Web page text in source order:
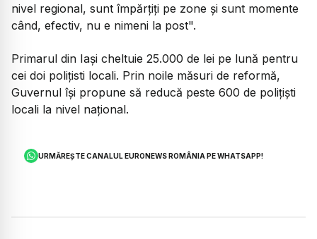
nivel regional, sunt împărțiți pe zone și sunt momente
când, efectiv, nu e nimeni la post".
Primarul din Iași cheltuie 25.000 de lei pe lună pentru
cei doi polițisti locali. Prin noile măsuri de reformă,
Guvernul își propune să reducă peste 600 de polițiști
locali la nivel național.
URMĂREȘTE CANALUL EURONEWS ROMÂNIA PE WHATSAPP!